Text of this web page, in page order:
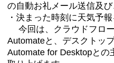
の自動お礼メール送信及
・決まった時刻に天気予
今回は、クラウドフロ
Automateと、デスクトッ
Automate for Desktopとの